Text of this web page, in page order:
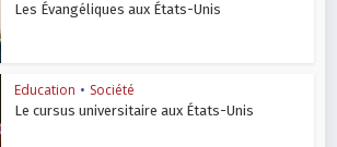
Les Évangéliques aux États-Unis
Education • Société
Le cursus universitaire aux États-Unis